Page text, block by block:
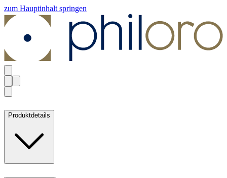
zum Hauptinhalt springen
Produktdetails